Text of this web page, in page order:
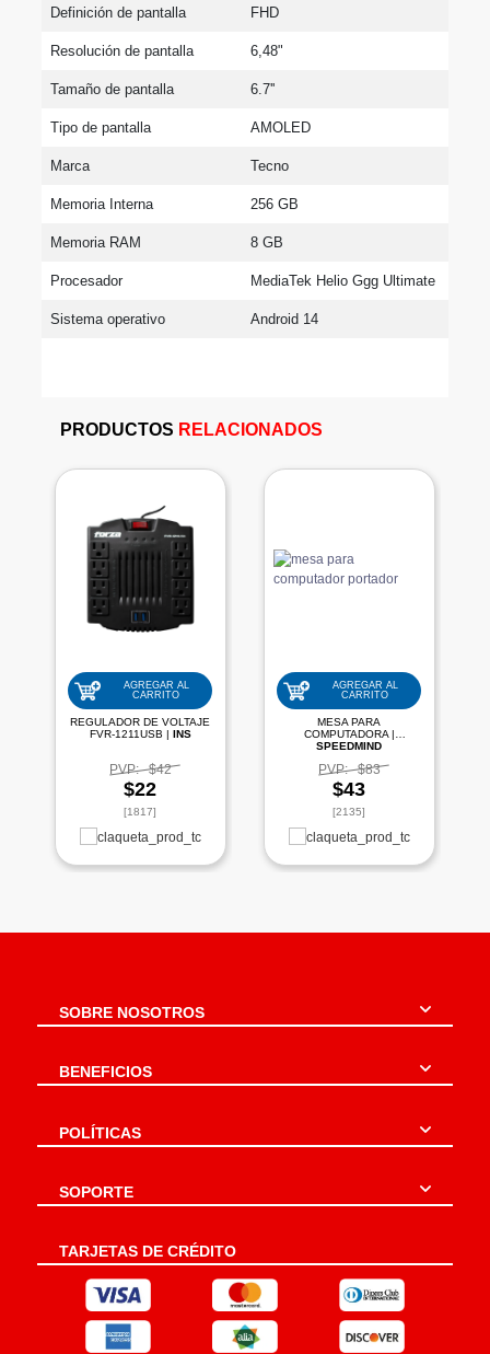
Definición de pantalla FHD
Resolución de pantalla 6,48"
Tamaño de pantalla 6.7''
Tipo de pantalla AMOLED
Marca Tecno
Memoria Interna 256 GB
Memoria RAM 8 GB
Procesador MediaTek Helio Ggg Ultimate
Sistema operativo Android 14
PRODUCTOS RELACIONADOS
AGREGAR AL
CARRITO
REGULADOR DE VOLTAJE
FVR-1211USB | INS
PVP: $42
$22
[1817]
AGREGAR AL
CARRITO
MESA PARA
COMPUTADORA |
SPEEDMIND
PVP: $83
$43
[2135]
SOBRE NOSOTROS
BENEFICIOS
POLÍTICAS
SOPORTE
TARJETAS DE CRÉDITO